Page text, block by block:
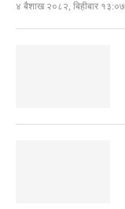
४ बैशाख २०८२, बिहीबार १३:०७